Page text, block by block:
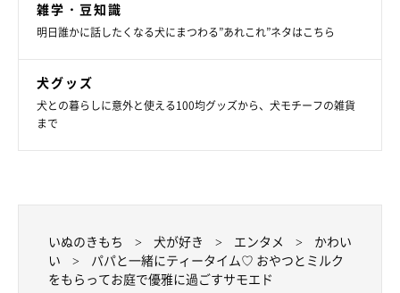
雑学・豆知識
明日誰かに話したくなる犬にまつわる”あれこれ”ネタはこちら
犬グッズ
犬との暮らしに意外と使える100均グッズから、犬モチーフの雑貨
まで
いぬのきもち 犬が好き エンタメ
かわい
い
パパと一緒にティータイム♡ おやつとミルク
をもらってお庭で優雅に過ごすサモエド